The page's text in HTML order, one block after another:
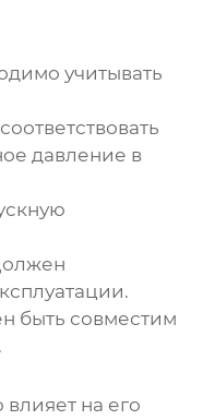
учитывать
давление в
быть совместим
на его